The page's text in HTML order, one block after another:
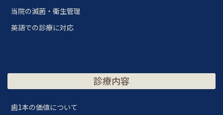
当院の滅菌・衛生管理
英語での診療に対応
診療内容
歯1本の価値について